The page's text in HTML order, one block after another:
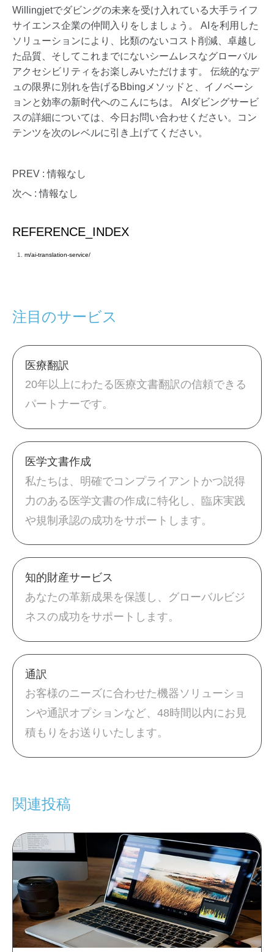
Willingjetでダビングの未来を受け入れている大手ライフ
サイエンス企業の仲間入りをしましょう。 AIを利用した
ソリューションにより、比類のないコスト削減、卓越し
た品質、そしてこれまでにないシームレスなグローバル
アクセシビリティをお楽しみいただけます。 伝統的なデ
ュの限界に別れを告げるBbingメソッドと、イノベーシ
ョンと効率の新时代へのこんにちは。 AIダビングサービ
スの詳細については、今日お問い合わせください。コン
テンツを次のレベルに引き上げてください。
PREV : 情報なし
次へ : 情報なし
REFERENCE_INDEX
m/ai-translation-service/
注目のサービス
医療翻訳
20年以上にわたる医療文書翻訳の信頼できる
パートナーです。
医学文書作成
私たちは、明確でコンプライアントかつ説得
力のある医学文書の作成に特化し、臨床実践
や規制承認の成功をサポートします。
知的財産サービス
あなたの革新成果を保護し、グローバルビジ
ネスの成功をサポートします。
通訳
お客様のニーズに合わせた機器ソリューショ
ンや通訳オプションなど、48時間以内にお見
積もりをお送りいたします。
関連投稿